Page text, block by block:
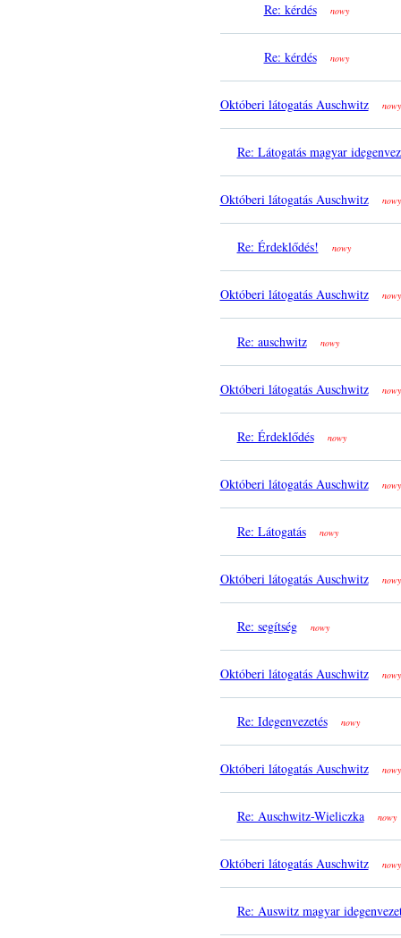
Re: kérdés nowy
Re: kérdés nowy
Októberi látogatás Auschwitz nowy
Re: Látogatás magyar
Októberi látogatás Auschwitz nowy
Re: Érdeklődés! nowy
Októberi látogatás Auschwitz nowy
Re: auschwitz nowy
Októberi látogatás Auschwitz nowy
Re: Érdeklődés nowy
Októberi látogatás Auschwitz nowy
Re: Látogatás nowy
Októberi látogatás Auschwitz nowy
Re: segítség nowy
Októberi látogatás Auschwitz nowy
Re: Idegenvezetés nowy
Októberi látogatás Auschwitz nowy
Re: Auschwitz-Wieliczka nowy
Októberi látogatás Auschwitz nowy
Re: Auswitz magyar